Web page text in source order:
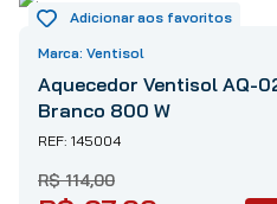
Ventisol
Aquecedor Ventisol AQ-
Branco 800 W
145004
R$ 114,00
5
º
vaso sanitário
6º
torneira
7º
cimento
8º
chuveiro
10º tinta